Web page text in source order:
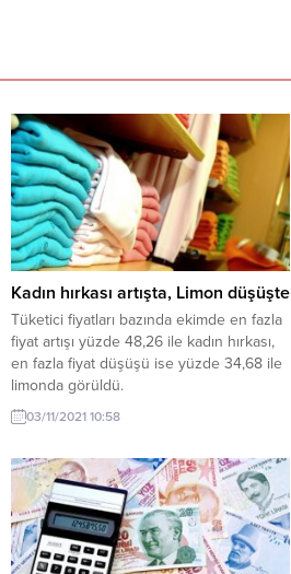
Kadın hırkası artışta, Limon düşüşte
Tüketici fiyatları bazında ekimde en fazla
fiyat artışı yüzde 48,26 ile kadın hırkası,
en fazla fiyat düşüşü ise yüzde 34,68 ile
limonda görüldü.
03/11/2021 10:58